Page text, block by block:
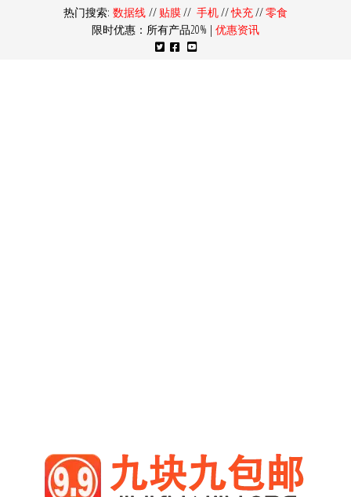
热门搜索: 数据线 // 贴膜// 手机//快充//零食
限时优惠：所有产品20% | 优惠资讯